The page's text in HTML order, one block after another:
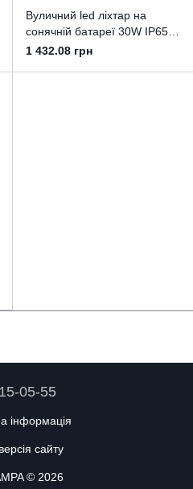
Вуличний led ліхтар на
сонячній батареї 30W IP65
6400К з датчиком руху та
1 432.08 грн
05-55
інформація
сайту
© 2026